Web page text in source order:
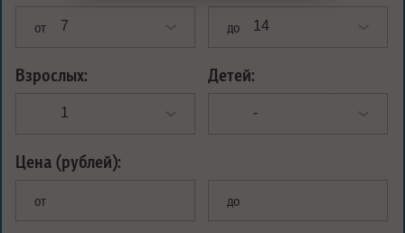
от до
Взрослых: Детей:
Цена (рублей):
от до